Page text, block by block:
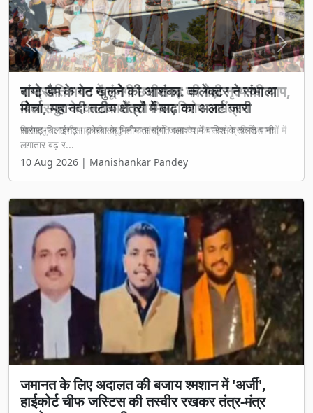
राष्ट्रपति भवन में गूंजेगी छत्तीसगढ़ की गेड़ी नृत्य की थाप,
बिलासपुर के कलाकारों को मिला विशेष आमंत्रण
बिलासपुर : छत्तीसगढ़ की समृद्ध लोक संस्कृति अब देश के सबसे प्रतिष्ठित मंचों में
...
10 Aug 2026 | Manishankar Pandey
Previous Next
जमानत के लिए अदालत की बजाय श्मशान में 'अर्जी',
हाईकोर्ट चीफ जस्टिस की तस्वीर रखकर तंत्र-मंत्र